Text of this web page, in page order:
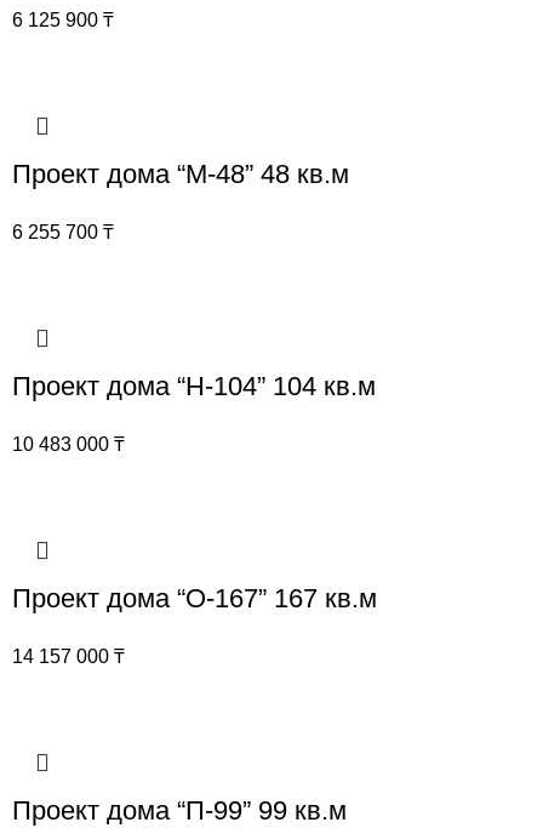
6 125 900 ₸
Проект дома “М-48” 48 кв.м
6 255 700 ₸
Проект дома “Н-104” 104 кв.м
10 483 000 ₸
Проект дома “О-167” 167 кв.м
14 157 000 ₸
Проект дома “П-99” 99 кв.м